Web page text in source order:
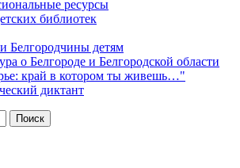
ресурсы
библиотек
Белгородчины детям
о Белгороде и Белгородской области
край в котором ты живешь…"
диктант